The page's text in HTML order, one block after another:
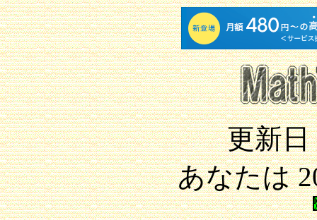
更新
あなたは